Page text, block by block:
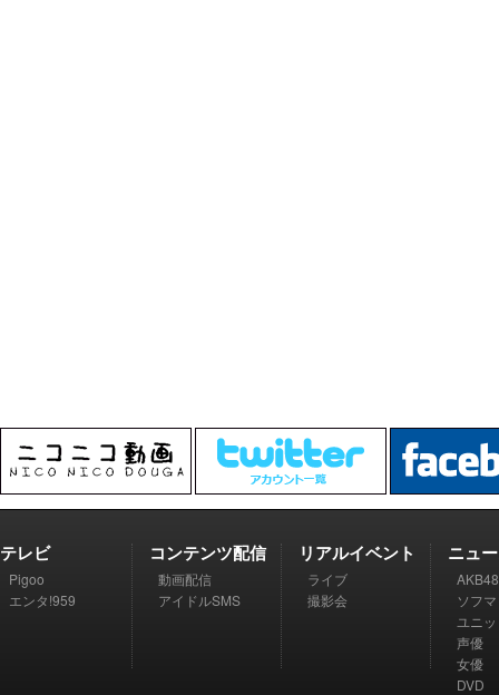
テレビ
Pigoo
エンタ!959
コンテンツ配信
動画配信
アイドルSMS
リアルイベント
ライブ
撮影会
ニュ
AKB48
ソフ
ユニ
声優
女優
DVD